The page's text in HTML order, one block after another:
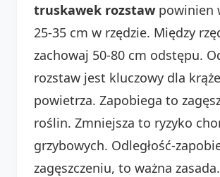
truskawek rozstaw powinien
25-35 cm w rzędzie. Między
zachowaj 50-80 cm odstępu.
rozstaw jest kluczowy dla
powietrza. Zapobiega to
roślin. Zmniejsza to ryzyko
grzybowych. Odległość-
zagęszczeniu, to ważna